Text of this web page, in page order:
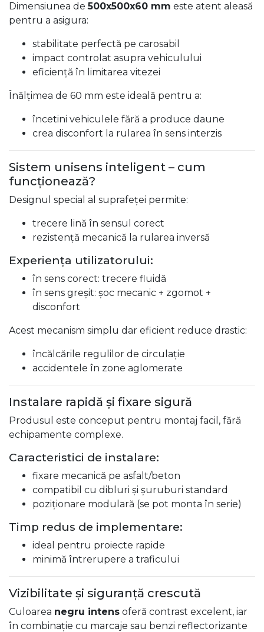
Dimensiunea de500x500x60 mm este atent aleasă
pentru a asigura:
stabilitate perfectă pe carosabil
impact controlat asupra vehiculului
eficiență în limitarea vitezei
Înălțimea de 60 mm este ideală pentru a:
încetini vehiculele fără a produce daune
crea disconfort la rularea în sens interzis
Sistem unisens inteligent – cum
funcționează?
Designul special al suprafeței permite:
trecere lină în sensul corect
rezistență mecanică la rularea inversă
Experiența utilizatorului:
în sens corect: trecere fluidă
în sens greșit: șoc mecanic + zgomot +
disconfort
Acest mecanism simplu dar eficient reduce drastic:
încălcările regulilor de circulație
accidentele în zone aglomerate
Instalare rapidă și fixare sigură
Produsul este conceput pentru montaj facil, fără
echipamente complexe.
Caracteristici de instalare:
fixare mecanică pe asfalt/beton
compatibil cu dibluri și șuruburi standard
poziționare modulară (se pot monta în serie)
Timp redus de implementare:
ideal pentru proiecte rapide
minimă întrerupere a traficului
Vizibilitate și siguranță crescută
Culoarea negru intens oferă contrast excelent, iar
în combinație cu marcaje sau benzi reflectorizante